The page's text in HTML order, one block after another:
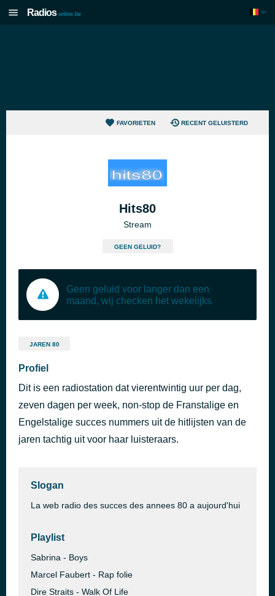
Radios online.be
FAVORIETEN RECENT GELUISTERD
Hits80
Stream
GEEN GELUID?
Geen geluid voor langer dan een
maand, wij checken het wekelijks
JAREN 80
Profiel
Dit is een radiostation dat vierentwintig uur per dag,
zeven dagen per week, non-stop de Franstalige en
Engelstalige succes nummers uit de hitlijsten van de
jaren tachtig uit voor haar luisteraars.
Slogan
La web radio des succes des annees 80 a aujourd'hui
Playlist
Sabrina - Boys
Marcel Faubert - Rap folie
Dire Straits - Walk Of Life